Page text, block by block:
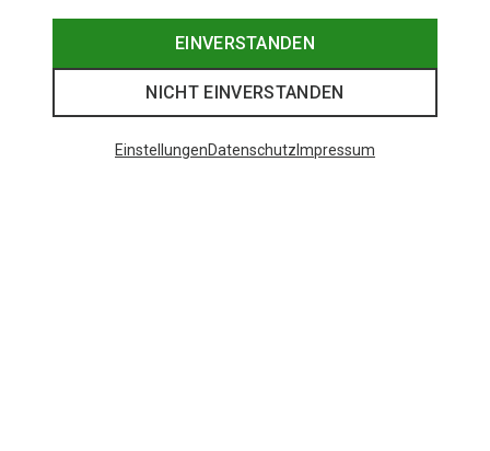
EINVERSTANDEN
NICHT EINVERSTANDEN
EinstellungenDatenschutz Impressum